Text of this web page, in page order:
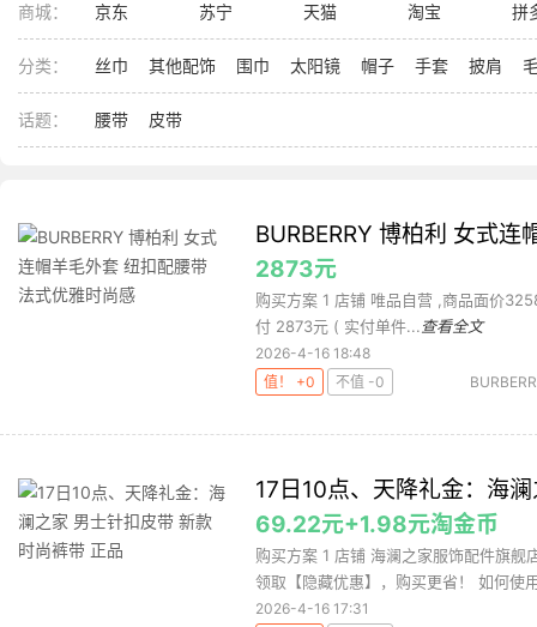
商城： 京东 苏宁 天猫 淘宝 拼
分类： 丝巾 其他配饰 围巾 太阳镜 帽子 手套 披肩
话题： 腰带 皮带
BURBERRY 博柏利 女式
2873元
购买方案 1 店铺 唯品自营 ,商品面价
付 2873元 ( 实付单件... 查看全文
2026-4-16 18:48
值！ +0
不值 -0
17日10点、天降礼金：海
69.22元+1.98元淘金币
购买方案 1 店铺 海澜之家服饰配件旗
领取【隐藏优惠】，购买更省！ 如何使
2026-4-16 17:31